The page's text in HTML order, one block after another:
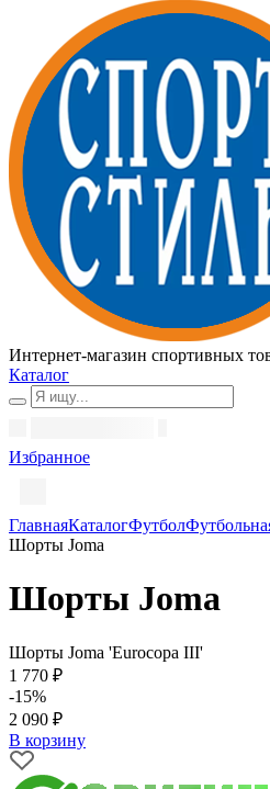
Интернет-магазин спортивных
Каталог
Избранное
ГлавнаяКаталогФутбол
Шорты Joma
Шорты Joma
Шорты Joma 'Eurocopa III'
1 770 ₽
-15%
2 090 ₽
В корзину